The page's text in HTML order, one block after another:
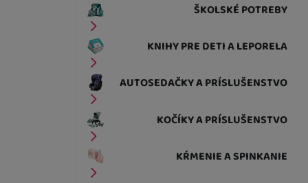
ŠKOLSKÉ POTREBY
KNIHY PRE DETI A LEPORELA
AUTOSEDAČKY A PRÍSLUŠENSTVO
KOČÍKY A PRÍSLUŠENSTVO
KŔMENIE A SPINKANIE